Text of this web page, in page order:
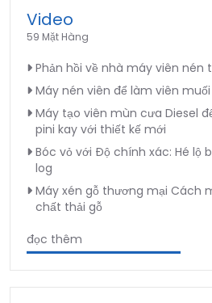
Video
59 Mặt Hàng
Phản hồi về nhà máy viên nén
Máy nén viên để làm viên muối
Máy tạo viên mùn cưa Diesel
pini kay với thiết kế mới
Bóc vỏ với Độ chính xác: Hé lộ
log
Máy xén gỗ thương mại Cách
chất thải gỗ
đọc thêm